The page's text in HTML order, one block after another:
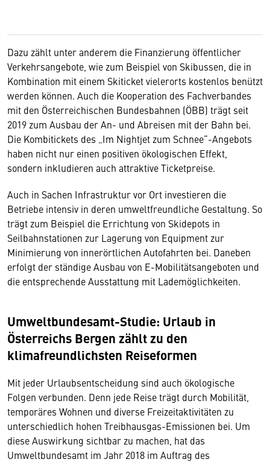
Dazu zählt unter anderem die Finanzierung öffentlicher
Verkehrsangebote, wie zum Beispiel von Skibussen, die in
Kombination mit einem Skiticket vielerorts kostenlos benützt
werden können. Auch die Kooperation des Fachverbandes
mit den Österreichischen Bundesbahnen (ÖBB) trägt seit
2019 zum Ausbau der An- und Abreisen mit der Bahn bei.
Die Kombitickets des „Im Nightjet zum Schnee“-Angebots
haben nicht nur einen positiven ökologischen Effekt,
sondern inkludieren auch attraktive Ticketpreise.
Auch in Sachen Infrastruktur vor Ort investieren die
Betriebe intensiv in deren umweltfreundliche Gestaltung. So
trägt zum Beispiel die Errichtung von Skidepots in
Seilbahnstationen zur Lagerung von Equipment zur
Minimierung von innerörtlichen Autofahrten bei. Daneben
erfolgt der ständige Ausbau von E-Mobilitätsangeboten und
die entsprechende Ausstattung mit Lademöglichkeiten.
Umweltbundesamt-Studie: Urlaub in
Österreichs Bergen zählt zu den
klimafreundlichsten Reiseformen
Mit jeder Urlaubsentscheidung sind auch ökologische
Folgen verbunden. Denn jede Reise trägt durch Mobilität,
temporäres Wohnen und diverse Freizeitaktivitäten zu
unterschiedlich hohen Treibhausgas-Emissionen bei. Um
diese Auswirkung sichtbar zu machen, hat das
Umweltbundesamt im Jahr 2018 im Auftrag des